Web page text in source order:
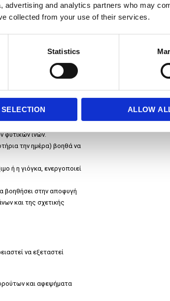
and analytics partners who may
collected from your use of their services.
Statistics
ALLOW
ζάχαρης και λιπαρών
λειτουργία.
τρόπο ζωής και στις
ολικής άλεσης
την εντερική
φυτικών ινών.
την ημέρα) βοηθά να
ή η γιόγκα, ενεργοποιεί
βοηθήσει στην αποφυγή
και της σχετικής
να εξεταστεί
και αφεψήματα